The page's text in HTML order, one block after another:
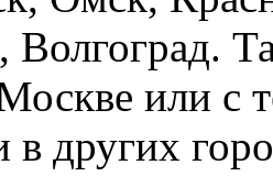
или с
в других